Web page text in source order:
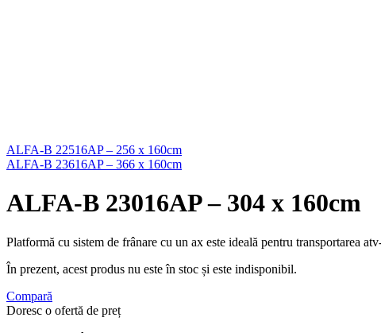
ALFA-B 22516AP – 256 x 160cm
ALFA-B 23616AP – 366 x 160cm
ALFA-B 23016AP – 304 x 160cm
Platformă cu sistem de frânare cu un ax este ideală pentru transportarea
În prezent, acest produs nu este în stoc și este indisponibil.
Compară
Doresc o ofertă de preț